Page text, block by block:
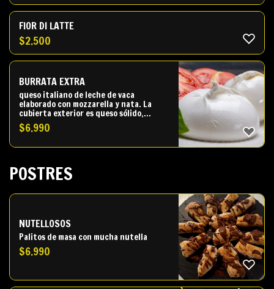
FIOR DI LATTE
$2.500
BURRATA EXTRA
queso italiano de leche de vaca
elaborado con mozzarella y nata. La
cubierta exterior es queso sólido,
mientras que el interior contiene
stracciatella y nata cuajada
$6.990
POSTRES
NUTELLOSOS
Palitos de masa con mucha nutella
$6.990